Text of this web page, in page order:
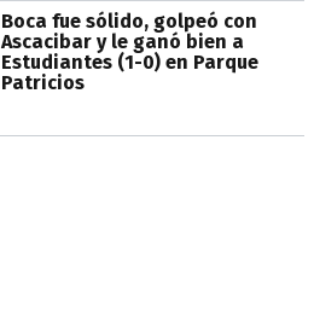
Boca fue sólido, golpeó con
Ascacibar y le ganó bien a
Estudiantes (1-0) en Parque
Patricios